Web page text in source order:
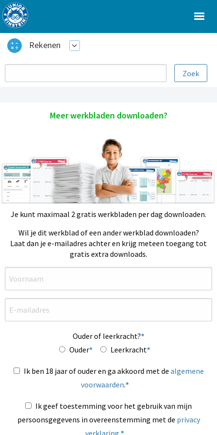
Rekenen
Meer werkbladen downloaden?
Je kunt maximaal 2 gratis werkbladen per dag downloaden.
Wil je dit werkblad of een ander werkblad downloaden?
Laat dan je e-mailadres achter en krijg meteen toegang tot
gratis extra downloads.
Ouder of leerkracht?
Ouder
Leerkracht
Ik ben 18 jaar of ouder en ga akkoord met de algemene
voorwaarden.
Ik geef toestemming voor het gebruik van mijn
persoonsgegevens in overeenstemming met de privacy